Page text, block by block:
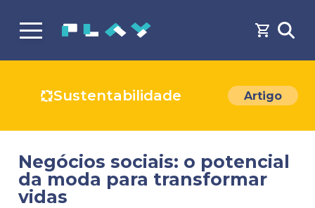
Sustentabilidade Artigo
Negócios sociais: o potencial
da moda para transformar
vidas